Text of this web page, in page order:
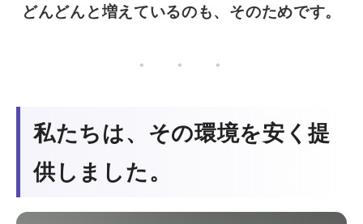
どんどんと増えているのも、そのためです。
・ ・ ・
私たちは、その環境を安く提
供しました。